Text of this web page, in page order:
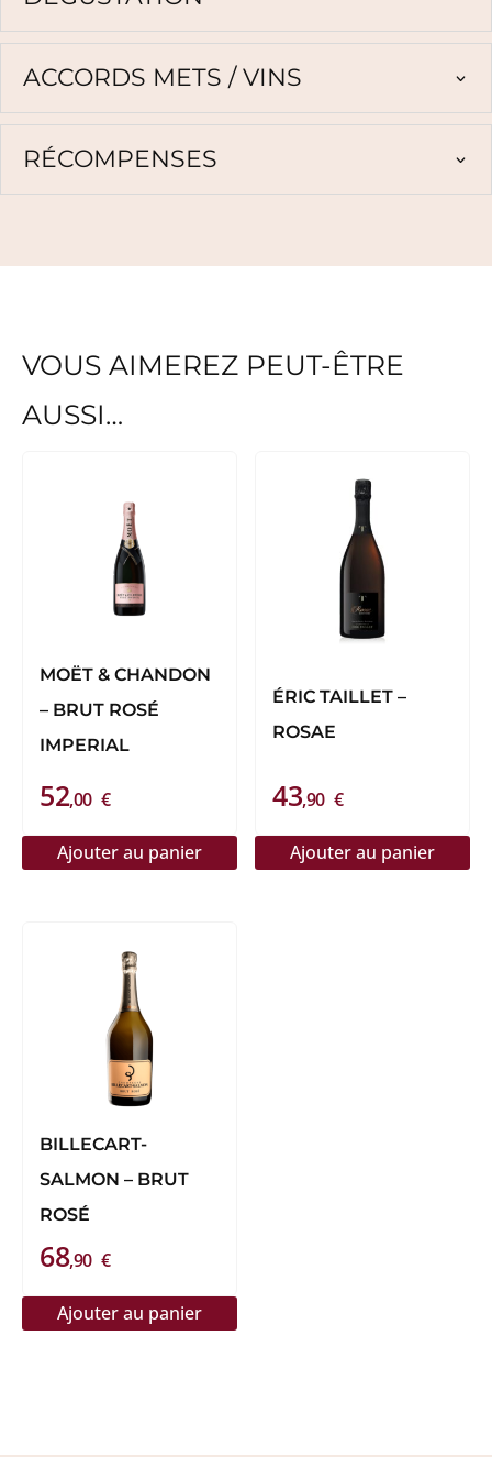
ACCORDS METS / VINS
RÉCOMPENSES
VOUS AIMEREZ PEUT-ÊTRE
AUSSI…
MOËT & CHANDON
– BRUT ROSÉ
IMPERIAL
52,00 €
Ajouter au panier
peuvent
être
ÉRIC TAILLET –
ROSAE
43,90 €
Ajouter au panier
BILLECART-
SALMON – BRUT
ROSÉ
68,90 €
Ajouter au panier